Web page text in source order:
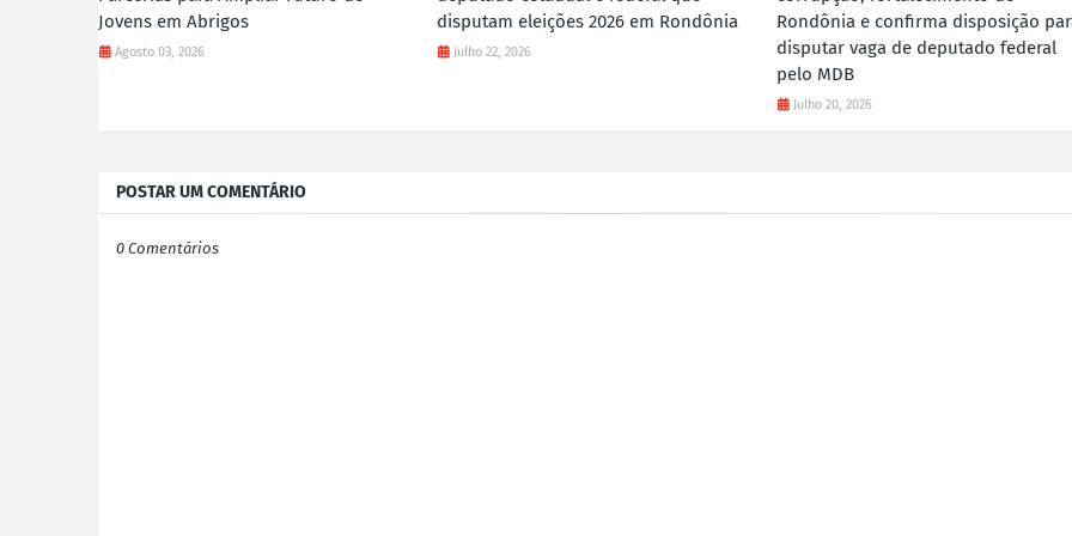
Jovens em Abrigos
Agosto 03, 2026
disputam eleições 2026 em Rondônia
Julho 22, 2026
Rondônia e confirma disposição
disputar vaga de deputado federal
pelo MDB
Julho 20, 2026
POSTAR UM COMENTÁRIO
0 Comentários